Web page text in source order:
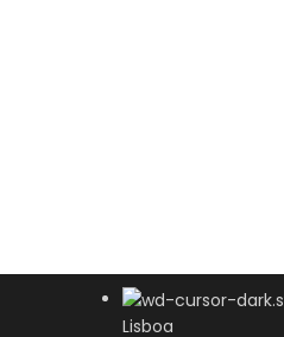
Lisboa